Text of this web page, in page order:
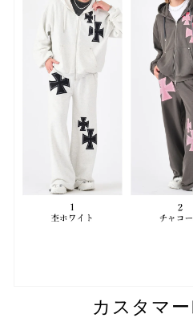
カスタマ